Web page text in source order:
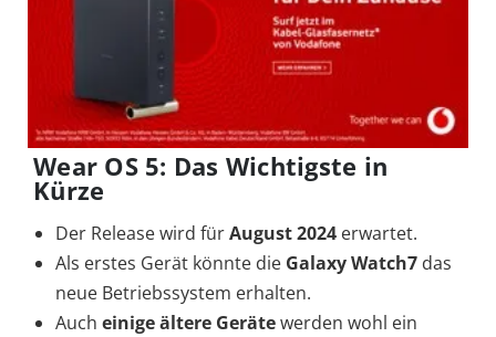
Wear OS 5: Das Wichtigste in
Kürze
Der Release wird fürAugust 2024 erwartet.
Als erstes Gerät könnte die Galaxy Watch7 das
neue Betriebssystem erhalten.
Auch einige ältere Gerätewerden wohl ein